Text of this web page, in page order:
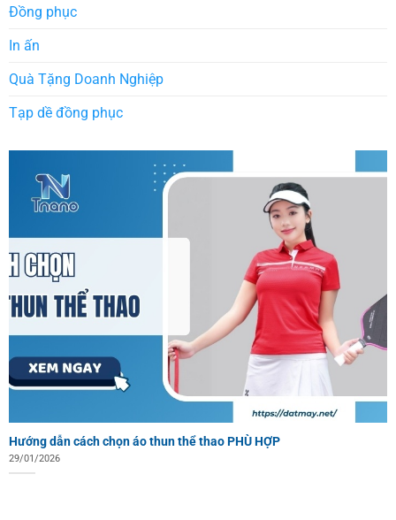
Đồng phục
In ấn
Quà Tặng Doanh Nghiệp
Tạp dề đồng phục
Hướng dẫn cách chọn áo thun thể thao PHÙ HỢP
29/01/2026